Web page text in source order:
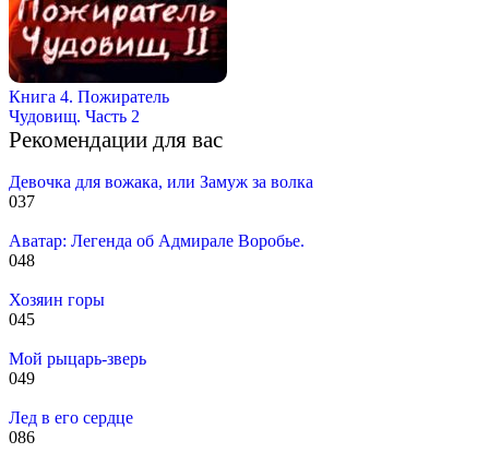
Книга 4. Пожиратель
Чудовищ. Часть 2
Рекомендации для вас
Девочка для вожака, или Замуж за волка
037
Аватар: Легенда об Адмирале Воробье.
048
Хозяин горы
045
Мой рыцарь-зверь
049
Лед в его сердце
086